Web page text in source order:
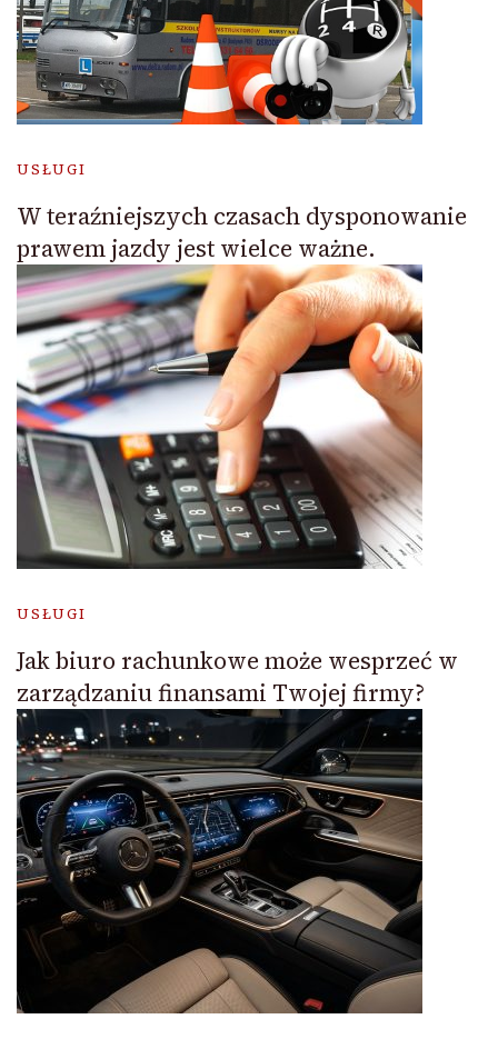
USŁUGI
W teraźniejszych czasach dysponowanie
prawem jazdy jest wielce ważne.
USŁUGI
Jak biuro rachunkowe może wesprzeć w
zarządzaniu finansami Twojej firmy?